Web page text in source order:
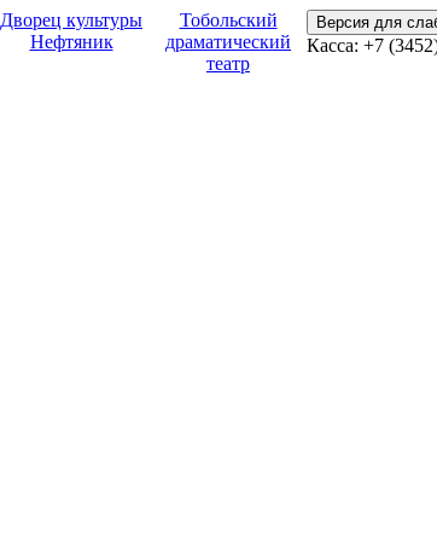
Дворец культуры
Нефтяник
Тобольский
драматический
театр
Версия для
Касса: +7